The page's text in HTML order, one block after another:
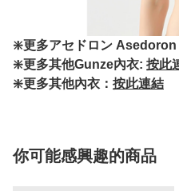
❇️更多アセドロン Asedoron
❇️更多其他Gunze內衣: 按此
❇️更多其他內衣： 按此連結
你可能感興趣的商品